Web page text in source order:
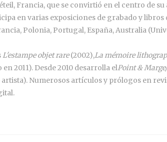
Francia, que se convirtió en el centro de
en varias exposiciones de grabado y libros
Polonia, Portugal, España, Australia
L'estampe objet rare(2002),La mémoire
2011). Desde 2010 desarrolla elPoint &
Numerosos artículos y prólogos en